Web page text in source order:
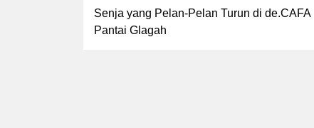
Senja yang Pelan-Pelan Turun di de.CAFA
Pantai Glagah